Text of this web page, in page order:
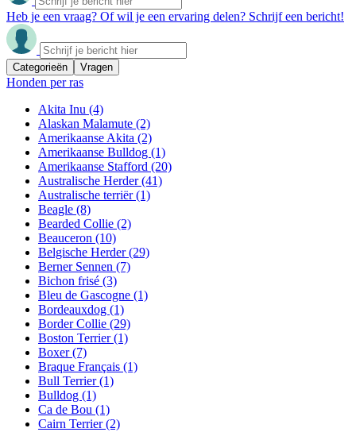
Heb je een vraag? Of wil je een ervaring delen? Schrijf een bericht!
Categorieën Vragen
Honden per ras
Akita Inu (4)
Alaskan Malamute (2)
Amerikaanse Akita (2)
Amerikaanse Bulldog (1)
Amerikaanse Stafford (20)
Australische Herder(41)
Australische terriër(1)
Beagle (8)
Bearded Collie (2)
Beauceron (10)
Belgische Herder(29)
Berner Sennen (7)
Bichon frisé (3)
Bleu de Gascogne (1)
Bordeauxdog (1)
Border Collie (29)
Boston Terrier(1)
Boxer(7)
Braque Français (1)
Bull Terrier(1)
Bulldog (1)
Ca de Bou (1)
Cairn Terrier(2)